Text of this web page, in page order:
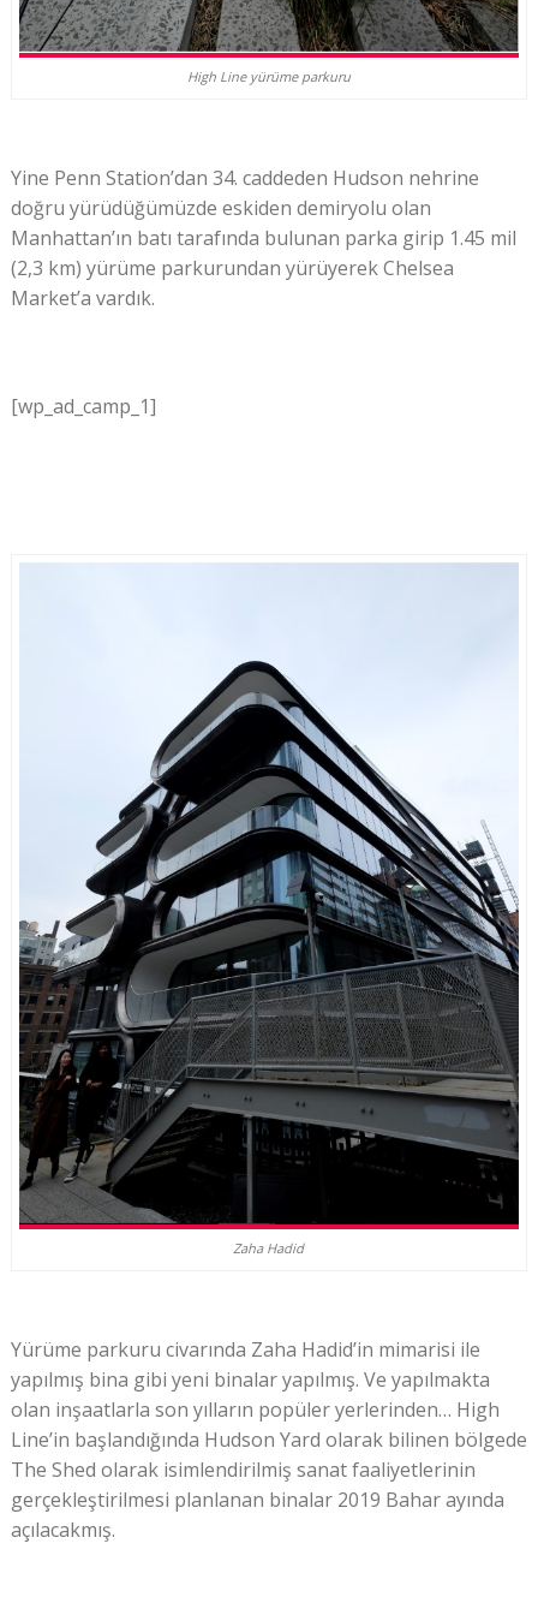
High Line yürüme parkuru
Yine Penn Station’dan 34. caddeden Hudson nehrine
doğru yürüdüğümüzde eskiden demiryolu olan
Manhattan’ın batı tarafında bulunan parka girip 1.45 mil
(2,3 km) yürüme parkurundan yürüyerek Chelsea
Market’a vardık.
[wp_ad_camp_1]
Zaha Hadid
Yürüme parkuru civarında Zaha Hadid’in mimarisi ile
yapılmış bina gibi yeni binalar yapılmış. Ve yapılmakta
olan inşaatlarla son yılların popüler yerlerinden… High
Line’in başlandığında Hudson Yard olarak bilinen bölgede
The Shed olarak isimlendirilmiş sanat faaliyetlerinin
gerçekleştirilmesi planlanan binalar 2019 Bahar ayında
açılacakmış.